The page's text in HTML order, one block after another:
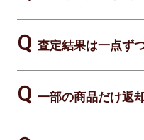
査定結果は一点ず
一部の商品だけ返